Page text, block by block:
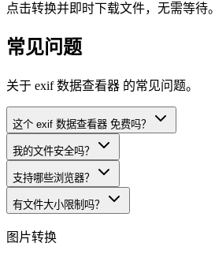
点击转换并即时下载文件，无需等待。
常见问题
关于 exif 数据查看器 的常见问题。
这个 exif 数据查看器 免费吗？
我的文件安全吗？
支持哪些浏览器？
有文件大小限制吗？
图片转换